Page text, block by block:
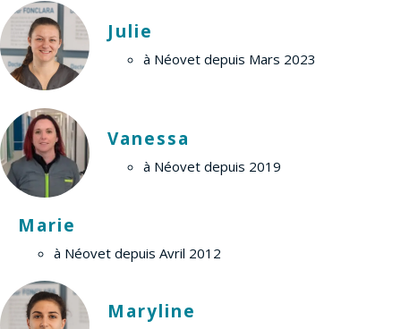
Julie
à Néovet depuis Mars 2023
Vanessa
à Néovet depuis 2019
Marie
à Néovet depuis Avril 2012
Maryline